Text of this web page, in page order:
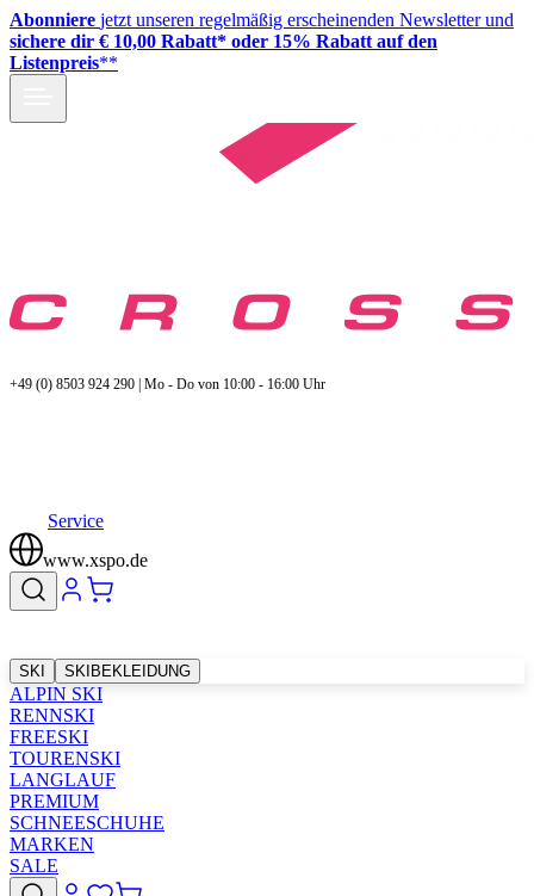
Abonniere jetzt unseren regelmäßig erscheinenden Newsletter und
sichere dir € 10,00 Rabatt* oder 15% Rabatt auf den
Listenpreis**
+49 (0) 8503 924 290 | Mo - Do von 10:00 - 16:00 Uhr
Service
www.xspo.de
SKI SKIBEKLEIDUNG
ALPIN SKI
RENNSKI
FREESKI
TOURENSKI
LANGLAUF
PREMIUM
SCHNEESCHUHE
MARKEN
SALE